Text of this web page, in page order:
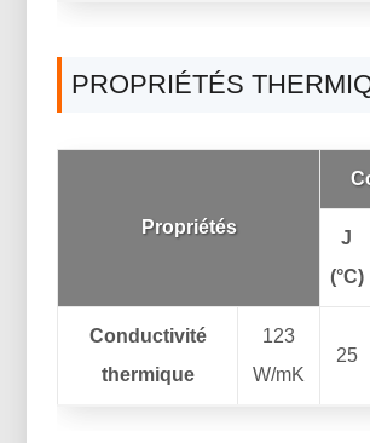
PROPRIÉTÉS
Propriétés
J
(°C)
Conductivité
thermique
123
W/mK
25